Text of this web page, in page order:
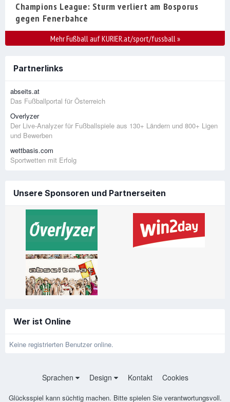
Champions League: Sturm verliert am Bosporus
gegen Fenerbahce
Mehr Fußball auf KURIER.at/sport/fussball»
Partnerlinks
abseits.at
Das Fußballportal für Österreich
Overlyzer
Der Live-Analyzer für Fußballspiele aus 130+ Ländern und 800+ Ligen
und Bewerben
wettbasis.com
Sportwetten mit Erfolg
Unsere Sponsoren und Partnerseiten
Wer ist Online
Keine registrierten Benutzer online.
Sprachen Design Kontakt Cookies
Glücksspiel kann süchtig machen. Bitte spielen Sie verantwortungsvoll.